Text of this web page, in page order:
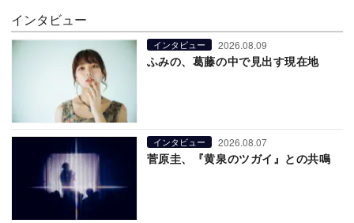
インタビュー
インタビュー 2026.08.09
ふみの、葛藤の中で見出す現在地
インタビュー 2026.08.07
菅原圭、『黄泉のツガイ』との共鳴